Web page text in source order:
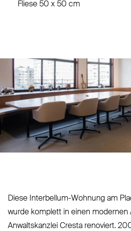
Fliese 50 x 50 cm
Diese Interbellum-Wohnung am
wurde komplett in einen modernen
Anwalts­kanzlei Cresta renoviert.